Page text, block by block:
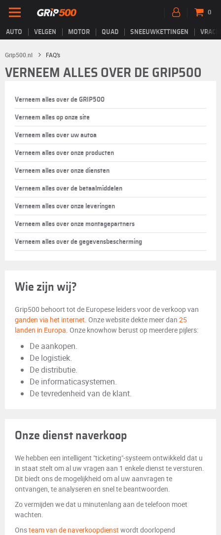
AUTO VELGEN MOTOR QUAD SNEEUWKETTINGEN
0
Grip500.nl FAQ’s
VERNEEM ALLES OVER DE GRIP500
Verneem alles over de GRIP500
Verneem alles op onze site
Verneem alles over uw autoa
Verneem alles over onze producten
Verneem alles over onze diensten
Verneem alles over de betaalmiddelen
Verneem alles over onze leveringen
Verneem alles over onze montagepartners
Verneem alles over de gegevensbescherming
Wie zijn wij?
Grip500 behoort tot de Europese leiders voor de verkoop van
ganden via het internet. Onze website dekte meer dan 25
landen in Europa. Onze knowhow berust op meerdere pijlers:
De aankopen.
De logistiek.
De distributie.
De informaticasystemen.
De tevredenheid van de klant.
Onze dienst naverkoop
We hebben een intelligent "ticketing"-systeem ontwikkeld dat u
in staat stelt om al uw vragen aan 1 enkele dienst te versturen.
Dit biedt ons de mogelijkheid om al uw aanvragen te
ontvangen, te analyseren en snel te beantwoorden.
Zo vermijden we dat u minutenlang aan de telefoon moet
wachten.
Onsteam van de naverkoopdienst wordt doorlopend